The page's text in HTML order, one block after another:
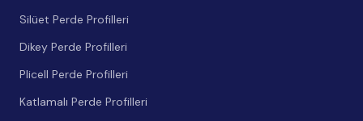
Silüet Perde Profilleri
Dikey Perde Profilleri
Plicell Perde Profilleri
Katlamalı Perde Profilleri